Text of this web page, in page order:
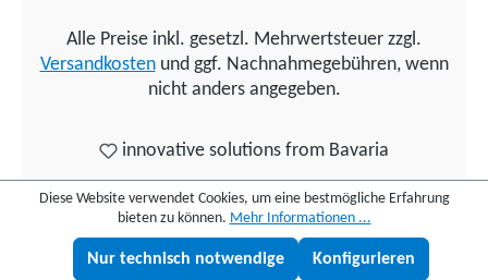
Alle Preise inkl. gesetzl. Mehrwertsteuer zzgl.
Versandkostenund ggf. Nachnahmegebühren, wenn
nicht anders angegeben.
innovative solutions from Bavaria
Diese Website verwendet Cookies, um eine bestmögliche Erfahrung
bieten zu können. Mehr Informationen ...
Nur technisch notwendige Konfigurieren